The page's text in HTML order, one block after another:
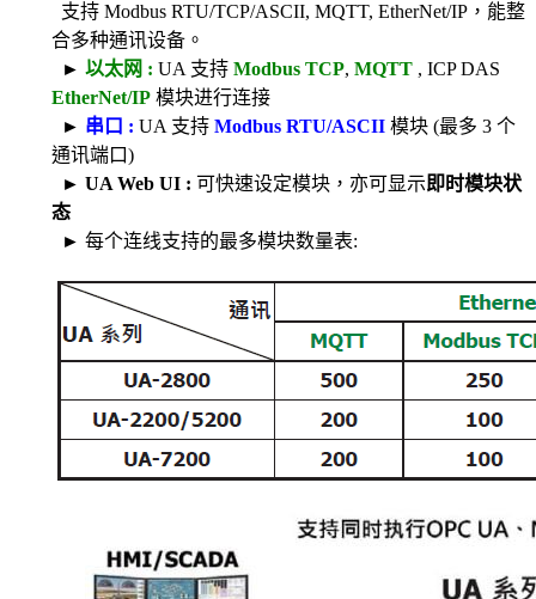
支持 Modbus RTU/TCP/ASCII, MQTT, EtherNet/IP，能整
合多种通讯设备。
► 以太网 : UA 支持 Modbus TCP, MQTT , ICP DAS
EtherNet/IP 模块进行连接
► 串口 : UA 支持 Modbus RTU/ASCII 模块 (最多 3 个
通讯端口)
► UA Web UI : 可快速设定模块，亦可显示 即时模块状
态
► 每个连线支持的最多模块数量表: